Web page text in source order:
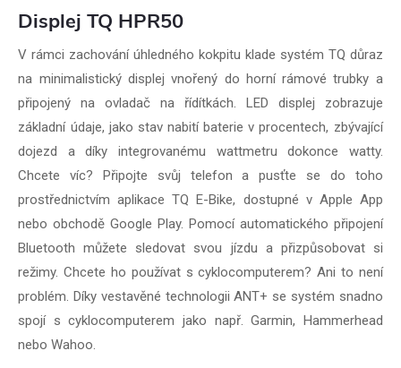
Displej TQ HPR50
V rámci zachování úhledného kokpitu klade systém TQ důraz
na minimalistický displej vnořený do horní rámové trubky a
připojený na ovladač na řídítkách. LED displej zobrazuje
základní údaje, jako stav nabití baterie v procentech, zbývající
dojezd a díky integrovanému wattmetru dokonce watty.
Chcete víc? Připojte svůj telefon a pusťte se do toho
prostřednictvím aplikace TQ E-Bike, dostupné v Apple App
nebo obchodě Google Play. Pomocí automatického připojení
Bluetooth můžete sledovat svou jízdu a přizpůsobovat si
režimy. Chcete ho používat s cyklocomputerem? Ani to není
problém. Díky vestavěné technologii ANT+ se systém snadno
spojí s cyklocomputerem jako např. Garmin, Hammerhead
nebo Wahoo.